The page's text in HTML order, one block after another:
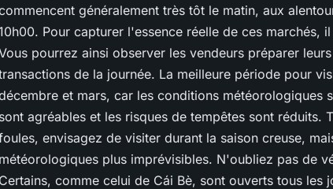
généralement très tôt le matin, aux
Pour capturer l'essence réelle de ces marchés,
pourrez ainsi observer les vendeurs préparer
de la journée. La meilleure période pour
et mars, car les conditions météorologiques
sont agréables et les risques de tempêtes sont réduits.
envisagez de visiter durant la saison creuse,
météorologiques plus imprévisibles. N'oubliez pas de
Certains, comme celui de Cái Bè, sont ouverts tous